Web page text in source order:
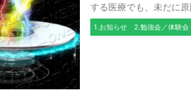
する医療でも、未だに
1.お知らせ 2.勉強会／体験会